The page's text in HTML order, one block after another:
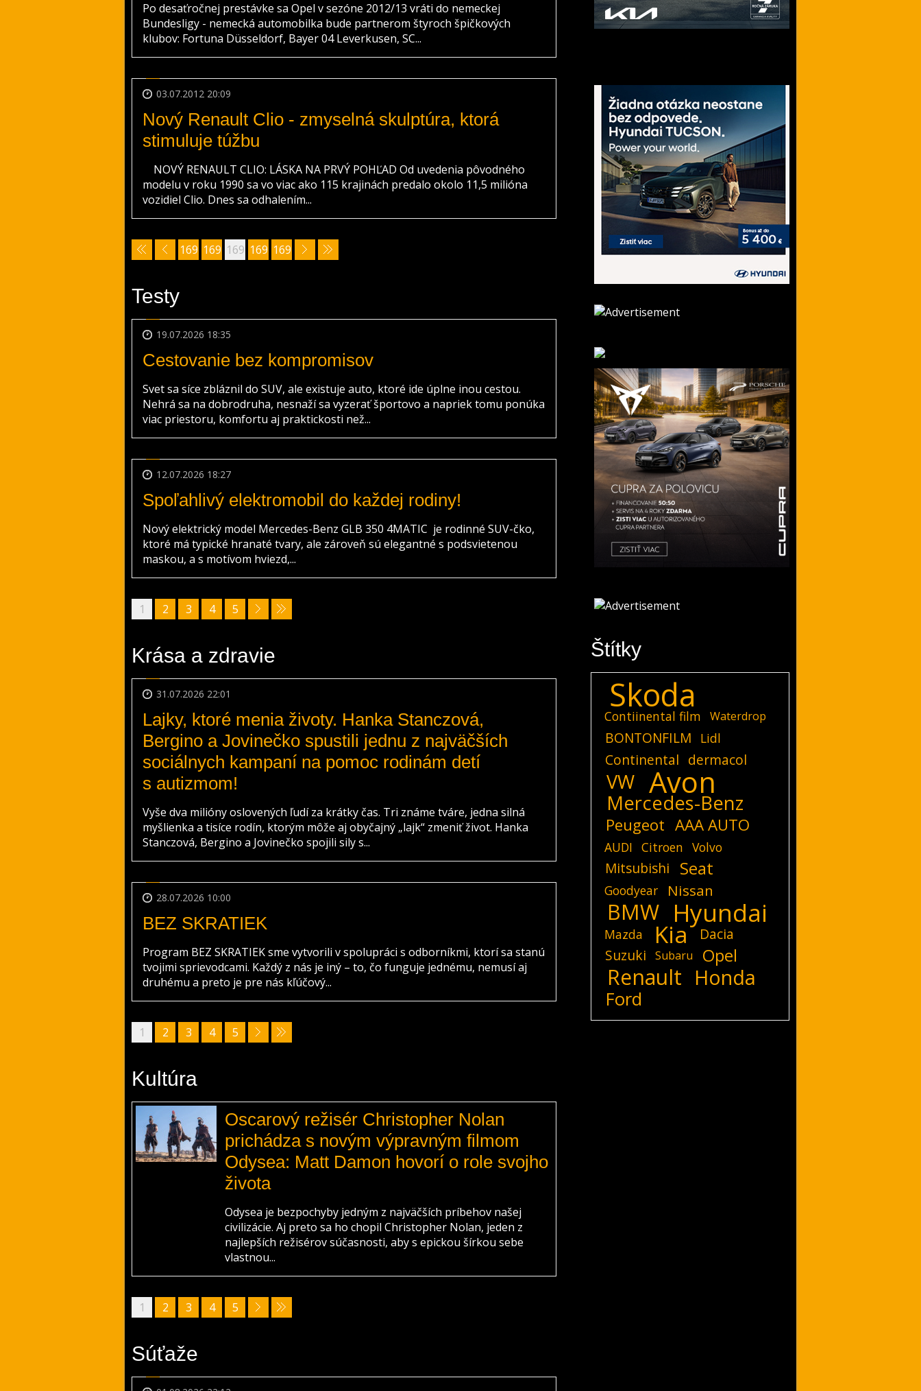
Po desaťročnej prestávke sa Opel v sezóne 2012/13 vráti do nemeckej
Bundesligy - nemecká automobilka bude partnerom štyroch špičkových
klubov: Fortuna Düsseldorf, Bayer 04 Leverkusen, SC...
03.07.2012 20:09
Nový Renault Clio - zmyselná skulptúra, ktorá
stimuluje túžbu
NOVÝ RENAULT CLIO: LÁSKA NA PRVÝ POHĽAD Od uvedenia pôvodného
modelu v roku 1990 sa vo viac ako 115 krajinách predalo okolo 11,5 milióna
vozidiel Clio. Dnes sa odhalením...
169 169 169 169 169
Testy
19.07.2026 18:35
Cestovanie bez kompromisov
Svet sa síce zbláznil do SUV, ale existuje auto, ktoré ide úplne inou cestou.
Nehrá sa na dobrodruha, nesnaží sa vyzerať športovo a napriek tomu ponúka
viac priestoru, komfortu aj praktickosti než...
12.07.2026 18:27
Spoľahlivý elektromobil do každej rodiny!
Nový elektrický model Mercedes-Benz GLB 350 4MATIC je rodinné SUV-čko,
ktoré má typické hranaté tvary, ale zároveň sú elegantné s podsvietenou
maskou, a s motívom hviezd,...
1 2 3 4 5
Krása a zdravie
31.07.2026 22:01
Lajky, ktoré menia životy. Hanka Stanczová,
Bergino a Jovinečko spustili jednu z najväčších
sociálnych kampaní na pomoc rodinám detí
s autizmom!
Vyše dva milióny oslovených ľudí za krátky čas. Tri známe tváre, jedna silná
myšlienka a tisíce rodín, ktorým môže aj obyčajný „lajk“ zmeniť život. Hanka
Stanczová, Bergino a Jovinečko spojili sily s...
28.07.2026 10:00
BEZ SKRATIEK
Program BEZ SKRATIEK sme vytvorili v spolupráci s odborníkmi, ktorí sa stanú
tvojimi sprievodcami. Každý z nás je iný – to, čo funguje jednému, nemusí aj
druhému a preto je pre nás kľúčový...
1 2 3 4 5
Kultúra
Oscarový režisér Christopher Nolan
prichádza s novým výpravným filmom
Odysea: Matt Damon hovorí o role svojho
života
Odysea je bezpochyby jedným z najväčších príbehov našej
civilizácie. Aj preto sa ho chopil Christopher Nolan, jeden z
najlepších režisérov súčasnosti, aby s epickou šírkou sebe
vlastnou...
1 2 3 4 5
Súťaže
Štítky
Skoda
Contiinental film Waterdrop
BONTONFILM Lidl
Continental dermacol
VW Avon
Mercedes-Benz
Peugeot AAA AUTO
AUDI Citroen Volvo
Mitsubishi Seat
Goodyear Nissan
BMW Hyundai
Mazda Kia
Dacia
Suzuki
Subaru Opel
Renault Honda
Ford